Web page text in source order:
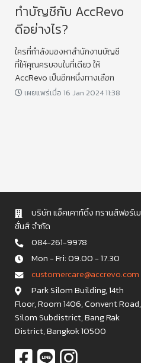
ทำบัญชีกับ AccRevo
ดีอย่างไร?
ใครที่กำลังมองหาสำนักงานบัญชี
ที่ให้คุณครบจบในที่เดียว ให้
AccRevo เป็นอีกหนึ่งทางเลือก
เผยแพร่เมื่อ 16 Jan 2024 11:38
บริษัท แอ็คเคาท์ติ้ง ทรานส์ฟอร์เม
ชั่นส์ จำกัด
084-261-9978
Mon - Fri: 09.00 - 17.30
c u s t o m e r c a r e @ a c c r e v o . c o m
Park Silom Building, 14th
Floor, Room 1406, Convent Road,
Silom Subdistrict, Bang Rak
District, Bangkok 10500